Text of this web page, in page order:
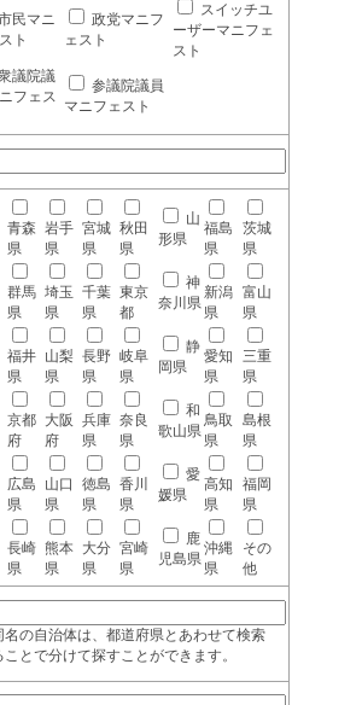
民マニ
ト
政党マニフ
ェスト
スイッチユ
ーザーマニフェ
スト
議院議
フェス
参議院議員
マニフェスト
青森
県
岩手
県
宮城
県
秋田
県
山
形県
福島
県
茨城
県
群馬
県
埼玉
県
千葉
県
東京
都
神
奈川県
新潟
県
富山
県
福井
県
山梨
県
長野
県
岐阜
県
静
岡県
愛知
県
三重
県
京都
府
大阪
府
兵庫
県
奈良
県
和
歌山県
鳥取
県
島根
県
広島
県
山口
県
徳島
県
香川
県
愛
媛県
高知
県
福岡
県
長崎
県
熊本
県
大分
県
宮崎
県
鹿
児島県
沖縄
県
その
他
の自治体は、都道府県とあわせて検索
ことで分けて探すことができます。